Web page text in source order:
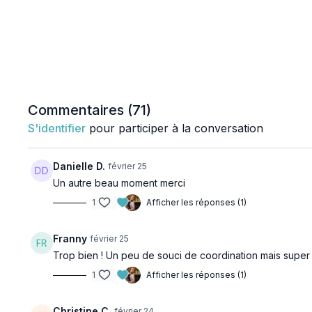
Commentaires (71)
S'identifier pour participer à la conversation
Danielle D. février 25
Un autre beau moment merci
1 Afficher les réponses (1)
Franny février 25
Trop bien ! Un peu de souci de coordination mais
1 Afficher les réponses (1)